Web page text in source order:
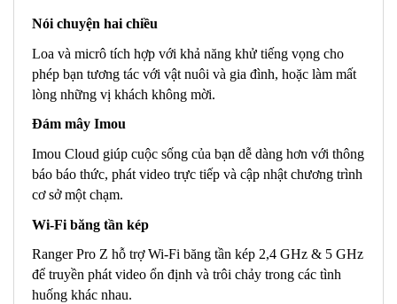
Nói chuyện hai chiều
Loa và micrô tích hợp với khả năng khử tiếng vọng cho
phép bạn tương tác với vật nuôi và gia đình, hoặc làm mất
lòng những vị khách không mời.
Đám mây Imou
Imou Cloud giúp cuộc sống của bạn dễ dàng hơn với thông
báo báo thức, phát video trực tiếp và cập nhật chương trình
cơ sở một chạm.
Wi-Fi băng tần kép
Ranger Pro Z hỗ trợ Wi-Fi băng tần kép 2,4 GHz & 5 GHz
để truyền phát video ổn định và trôi chảy trong các tình
huống khác nhau.